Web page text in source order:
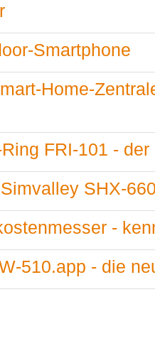
Smartphone
Home-
FRI-101 -
SHX-
-
510.app - die